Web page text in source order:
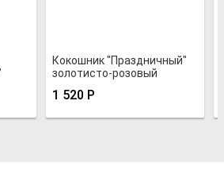
Кокошник "Праздничный"
золотисто-розовый
1 520 Р